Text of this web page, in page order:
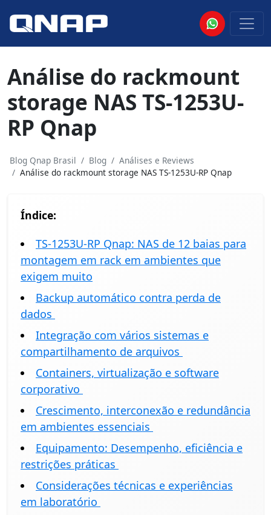
Análise do rackmount
storage NAS TS-1253U-
RP Qnap
Blog Qnap Brasil Blog
Análises e Reviews
Análise do rackmount storage NAS TS-1253U-RP Qnap
Índice:
TS-1253U-RP Qnap: NAS de 12 baias para
montagem em rack em ambientes que
exigem muito
Backup automático contra perda de
dados
Integração com vários sistemas e
compartilhamento de arquivos
Containers, virtualização e software
corporativo
Crescimento, interconexão e redundância
em ambientes essenciais
Equipamento: Desempenho, eficiência e
restrições práticas
Considerações técnicas e experiências
em laboratório